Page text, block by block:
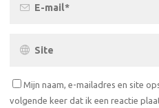
Mijn naam, e-mailadres en site
volgende keer dat ik een reactie